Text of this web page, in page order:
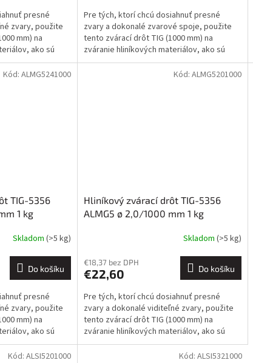
presné
zvary, použite
mm) na
ako sú
Pre tých, ktorí chcú dosiahnuť presné
zvary a dokonalé zvarové spoje, použite
tento zvárací drôt TIG (1000 mm) na
zváranie hliníkových materiálov, ako sú
AlMgSi0,5, AlMgSi1,...
TIG-5356
1 kg
Skladom (>5 kg)
Do košíku
presné
zvary, použite
mm) na
ako sú
Kód: ALMG5241000
Hliníkový zvárací drôt TIG-5356
ALMG5 ø 2,0/1000 mm 1 kg
Skladom (>5 kg)
€18,37 bez DPH
€22,60 Do košíku
Pre tých, ktorí chcú dosiahnuť presné
zvary a dokonalé viditeľné zvary, použite
tento zvárací drôt TIG (1000 mm) na
zváranie hliníkových materiálov, ako sú
AlMg1 - AlMg5,...
Kód: ALMG5201000
Kód: ALSI5201000 Kód: ALSI5321000